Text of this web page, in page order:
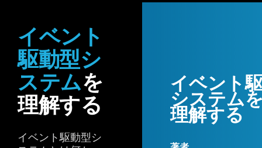
イベント
駆動型シ
ステムを
理解する
イベント駆動型シ
イベント
システム
理解する